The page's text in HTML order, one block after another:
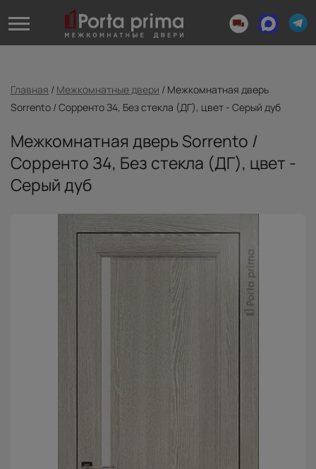
Главная / Межкомнатные двери / Межкомнатная дверь
Sorrento / Сорренто З4, Без стекла (ДГ), цвет - Серый дуб
Межкомнатная дверь Sorrento /
Сорренто З4, Без стекла (ДГ), цвет -
Серый дуб